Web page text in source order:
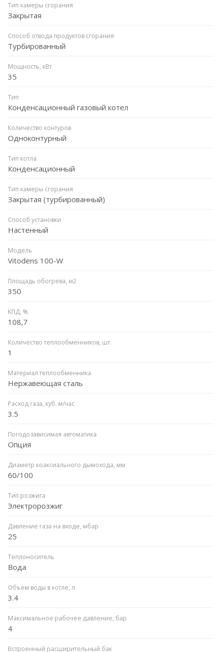
Тип камеры сгорания
Закрытая
Способ отвода продуктов сгорания
Турбированный
Мощность, кВт
35
Тип
Конденсационный газовый котел
Количество контуров
Одноконтурный
Тип котла
Конденсационный
Тип камеры сгорания
Закрытая (турбированный)
Способ установки
Настенный
Модель
Vitodens 100-W
Площадь обогрева, м2
350
КПД, %
108,7
Количество теплообменников, шт.
1
Материал теплообменника
Нержавеющая сталь
Расход газа, куб. м/час
3.5
Погодозависимая автоматика
Опция
Диаметр коаксиального дымохода, мм
60/100
Тип розжига
Электророзжиг
Давление газа на входе, мбар
25
Теплоноситель
Вода
Объем воды в котле, л
3.4
Максимальное рабочее давление, бар
4
Встроенный расширительный бак